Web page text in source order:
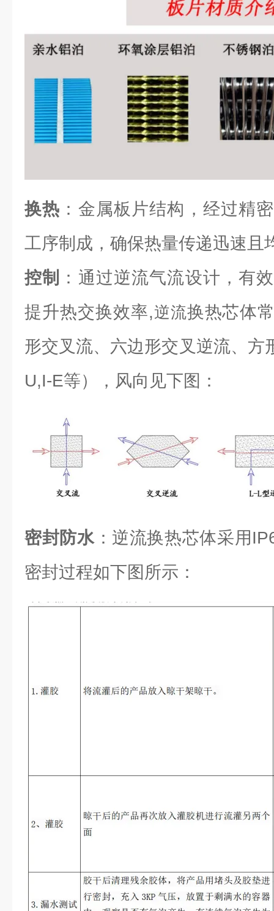
换热 ：金属板片结构，经过精
工序制成，确保热量传递迅速且
控制
：通过逆流气流设计，有
提升热交换效率,逆流换热芯体
形交叉流、六边形交叉逆流、方
U,I-E等），风向见下图：
密封防水：逆流换热芯体采用
密封过程如下图所示：